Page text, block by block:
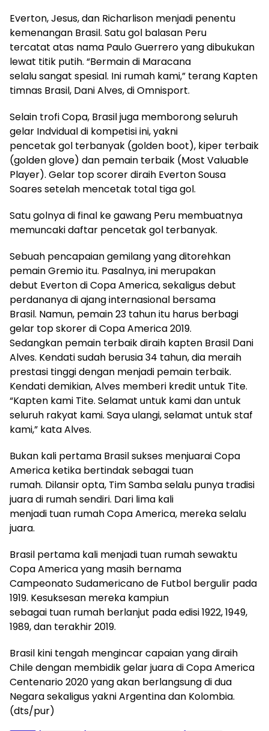
Everton, Jesus, dan Richarlison menjadi penentu
kemenangan Brasil. Satu gol balasan Peru
tercatat atas nama Paulo Guerrero yang dibukukan
lewat titik putih. “Bermain di Maracana
selalu sangat spesial. Ini rumah kami,” terang Kapten
timnas Brasil, Dani Alves, di Omnisport.
Selain trofi Copa, Brasil juga memborong seluruh
gelar Indvidual di kompetisi ini, yakni
pencetak gol terbanyak (golden boot), kiper terbaik
(golden glove) dan pemain terbaik (Most Valuable
Player). Gelar top scorer diraih Everton Sousa
Soares setelah mencetak total tiga gol.
Satu golnya di final ke gawang Peru membuatnya
memuncaki daftar pencetak gol terbanyak.
Sebuah pencapaian gemilang yang ditorehkan
pemain Gremio itu. Pasalnya, ini merupakan
debut Everton di Copa America, sekaligus debut
perdananya di ajang internasional bersama
Brasil. Namun, pemain 23 tahun itu harus berbagi
gelar top skorer di Copa America 2019.
Sedangkan pemain terbaik diraih kapten Brasil Dani
Alves. Kendati sudah berusia 34 tahun, dia meraih
prestasi tinggi dengan menjadi pemain terbaik.
Kendati demikian, Alves memberi kredit untuk Tite.
“Kapten kami Tite. Selamat untuk kami dan untuk
seluruh rakyat kami. Saya ulangi, selamat untuk staf
kami,” kata Alves.
Bukan kali pertama Brasil sukses menjuarai Copa
America ketika bertindak sebagai tuan
rumah. Dilansir opta, Tim Samba selalu punya tradisi
juara di rumah sendiri. Dari lima kali
menjadi tuan rumah Copa America, mereka selalu
juara.
Brasil pertama kali menjadi tuan rumah sewaktu
Copa America yang masih bernama
Campeonato Sudamericano de Futbol bergulir pada
1919. Kesuksesan mereka kampiun
sebagai tuan rumah berlanjut pada edisi 1922, 1949,
1989, dan terakhir 2019.
Brasil kini tengah mengincar capaian yang diraih
Chile dengan membidik gelar juara di Copa America
Centenario 2020 yang akan berlangsung di dua
Negara sekaligus yakni Argentina dan Kolombia.
(dts/pur)